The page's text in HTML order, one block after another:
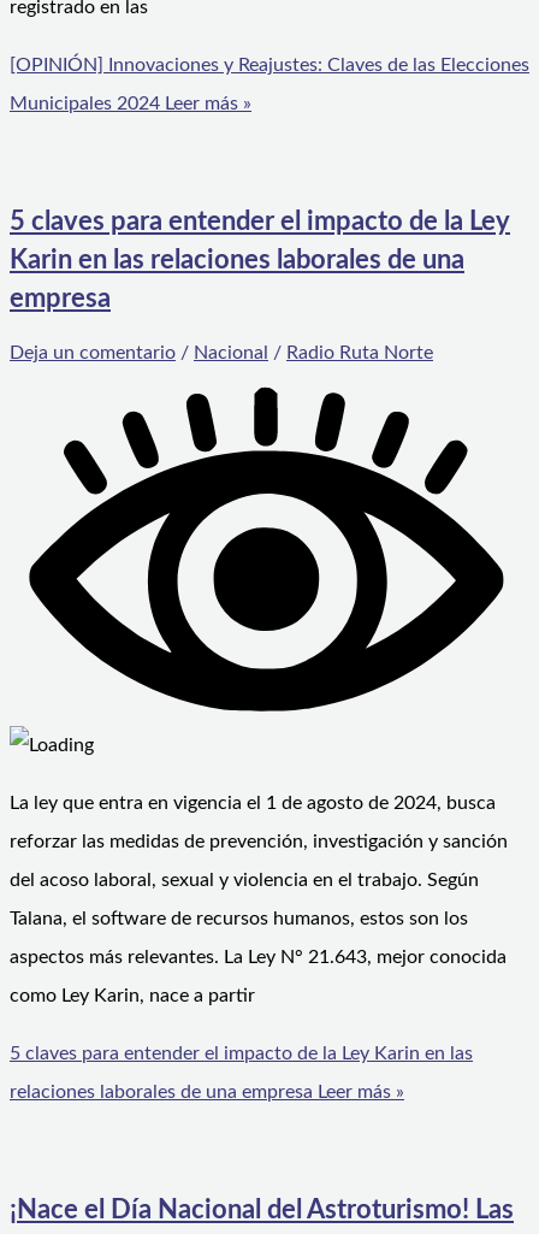
registrado en las
[OPINIÓN] Innovaciones y Reajustes: Claves de las Elecciones
Municipales 2024 Leer más »
5 claves para entender el impacto de la Ley
Karin en las relaciones laborales de una
empresa
Deja un comentario / Nacional / Radio Ruta Norte
La ley que entra en vigencia el 1 de agosto de 2024, busca
reforzar las medidas de prevención, investigación y sanción
del acoso laboral, sexual y violencia en el trabajo. Según
Talana, el software de recursos humanos, estos son los
aspectos más relevantes. La Ley N° 21.643, mejor conocida
como Ley Karin, nace a partir
5 claves para entender el impacto de la Ley Karin en las
relaciones laborales de una empresa Leer más »
¡Nace el Día Nacional del Astroturismo! Las